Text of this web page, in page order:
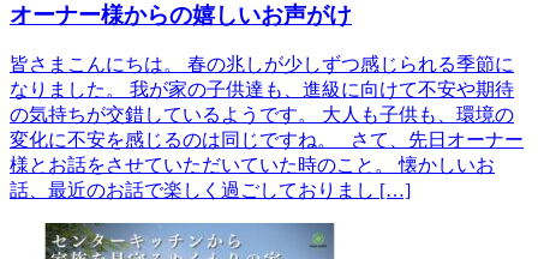
オーナー様からの嬉しいお声がけ
皆さまこんにちは。 春の兆しが少しずつ感じられる季節に
なりました。 我が家の子供達も、進級に向けて不安や期待
の気持ちが交錯しているようです。 大人も子供も、環境の
変化に不安を感じるのは同じですね。 さて、先日オーナー
様とお話をさせていただいていた時のこと。 懐かしいお
話、最近のお話で楽しく過ごしておりまし […]